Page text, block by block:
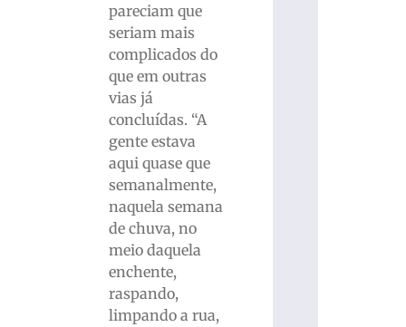
pareciam que
seriam mais
complicados do
que em outras
vias já
concluídas. “A
gente estava
aqui quase que
semanalmente,
naquela semana
de chuva, no
meio daquela
enchente,
raspando,
limpando a rua,